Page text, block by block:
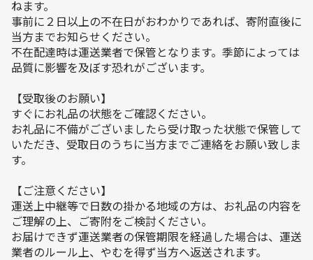
ねます。
事前に２日以上の不在日がおわかりであれば、寄附直後に
当方までお知らせください。
不在配達時は運送業者で保管となります。季節によっては
品質に影響を及ぼす恐れがございます。
【受取後のお願い】
すぐにお礼品の状態をご確認ください。
お礼品に不備がございましたら受け取った状態で保管して
いただき、受取日のうちに当方までご連絡をお願い致しま
す。
【ご注意ください】
運送上中継等で日数の掛かる地域の方は、お礼品の内容を
ご理解の上、ご寄附をご検討ください。
お届けできず運送業者の保管期限を経過した場合は、運送
業者のルール上、やむを得ず当方へ返送されます。